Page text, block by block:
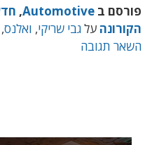
פורסם ב Automotive
,
הקורונה עלגבי שריקי, ואלנס,
השאר תגובה